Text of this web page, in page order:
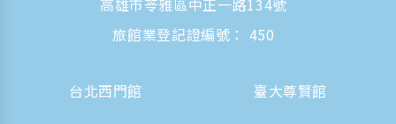
高雄市苓雅區中正一路134號
旅館業登記證編號： 450
台北西門館 臺大尊賢館